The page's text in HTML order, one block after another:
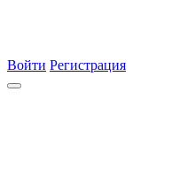
Войти Регистрация